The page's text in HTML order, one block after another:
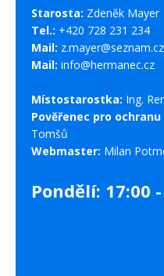
Starosta: Zdeněk Mayer
Tel.: +420 728 231 234
Mail: z.mayer@seznam.cz
Mail: info@hermanec.cz
Místostarostka: Ing.
Pověřenec pro
Tomšů
Webmaster: Milan
Pondělí: 17:00